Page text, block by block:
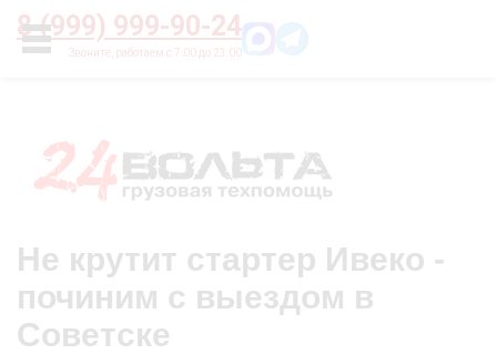
8 (999) 999-90-24
УСЛУГИ
Главная О нас Цены
Не крутит стартер Ивеко -
починим с выездом в
Советске